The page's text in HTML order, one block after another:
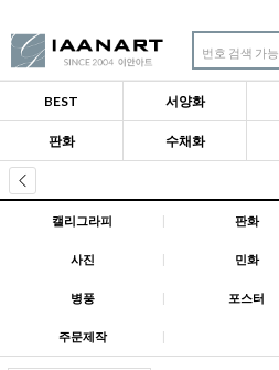
번호 검색 가능
BEST 서양화
판화 수채화
캘리그라피 | 판화
사진 | 민화
병풍 | 포스터
주문제작 |